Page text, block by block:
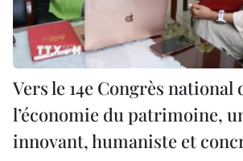
Vers le 14e Congrès national
l’économie du patrimoine,
innovant, humaniste et